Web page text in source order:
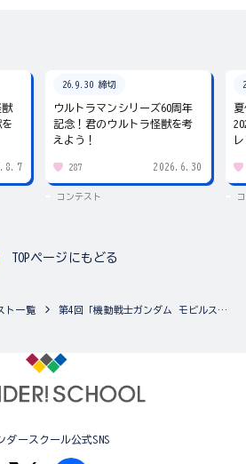
獣
26.9.30 締切
ウルトラマンシリーズ60周年
記念！君のウルトラ怪獣を考
えよう！
287 2026.6.30
コンテスト
TOPページにもどる
ト一覧 第4回「機動戦士ガンダム モビルスーツアンサンブル」カスタマイズ祭り
ダースクール公式SNS